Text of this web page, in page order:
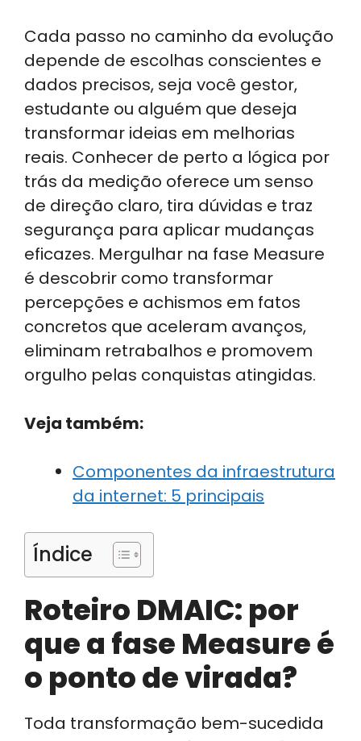
Cada passo no caminho da evolução
depende de escolhas conscientes e
dados precisos, seja você gestor,
estudante ou alguém que deseja
transformar ideias em melhorias
reais. Conhecer de perto a lógica por
trás da medição oferece um senso
de direção claro, tira dúvidas e traz
segurança para aplicar mudanças
eficazes. Mergulhar na fase Measure
é descobrir como transformar
percepções e achismos em fatos
concretos que aceleram avanços,
eliminam retrabalhos e promovem
orgulho pelas conquistas atingidas.
Veja também:
Componentes da infraestrutura
da internet: 5 principais
Índice
Roteiro DMAIC: por
que a fase Measure é
o ponto de virada?
Toda transformação bem-sucedida